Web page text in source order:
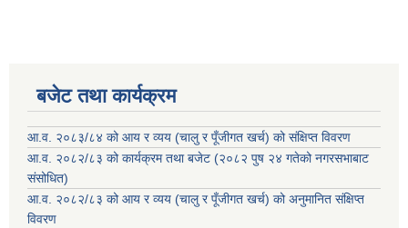
बजेट तथा कार्यक्रम
आ.व. २०८३/८४ को आय र व्यय (चालु र पूँजीगत खर्च) को संक्षिप्त विवरण
आ.व. २०८२/८३ को कार्यक्रम तथा बजेट (२०८२ पुष २४ गतेको नगरसभाबाट
संसोधित)
आ.व. २०८२/८३ को आय र व्यय (चालु र पूँजीगत खर्च) को अनुमानित संक्षिप्त
विवरण